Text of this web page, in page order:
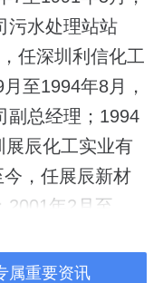
污水处理站站
任深圳利信化工
至1994年8月，
副总经理；1994
辰化工实业有
，任展辰新材
2001年2月至
股份有限公司
珠海展辰新材料
属重要资讯